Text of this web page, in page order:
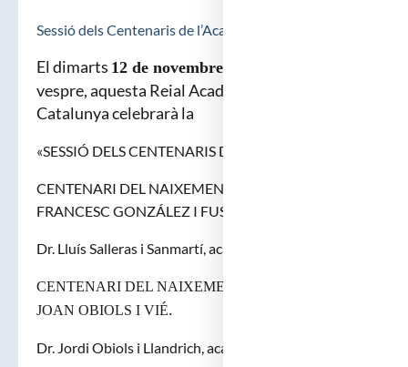
Sessió dels Centenaris de l’Acadèmia(PDF)
El dimarts 12 de novembre de 2019
vespre, aquesta Reial Acadèmia de Medicina de
Catalunya celebrarà la
«SESSIÓ DELS CENTENARIS DE L’ACADÈMIA»
CENTENARI DEL NAIXEMENT DEL DOCTOR
FRANCESC GONZÁLEZ I FUSTÉ.
Dr. Lluís Salleras i Sanmartí, acadèmic numerari.
CENTENARI DEL NAIXEMENT DEL DOCTOR
JOAN OBIOLS I VIÉ.
Dr. Jordi Obiols i Llandrich, acadèmic corresponent.